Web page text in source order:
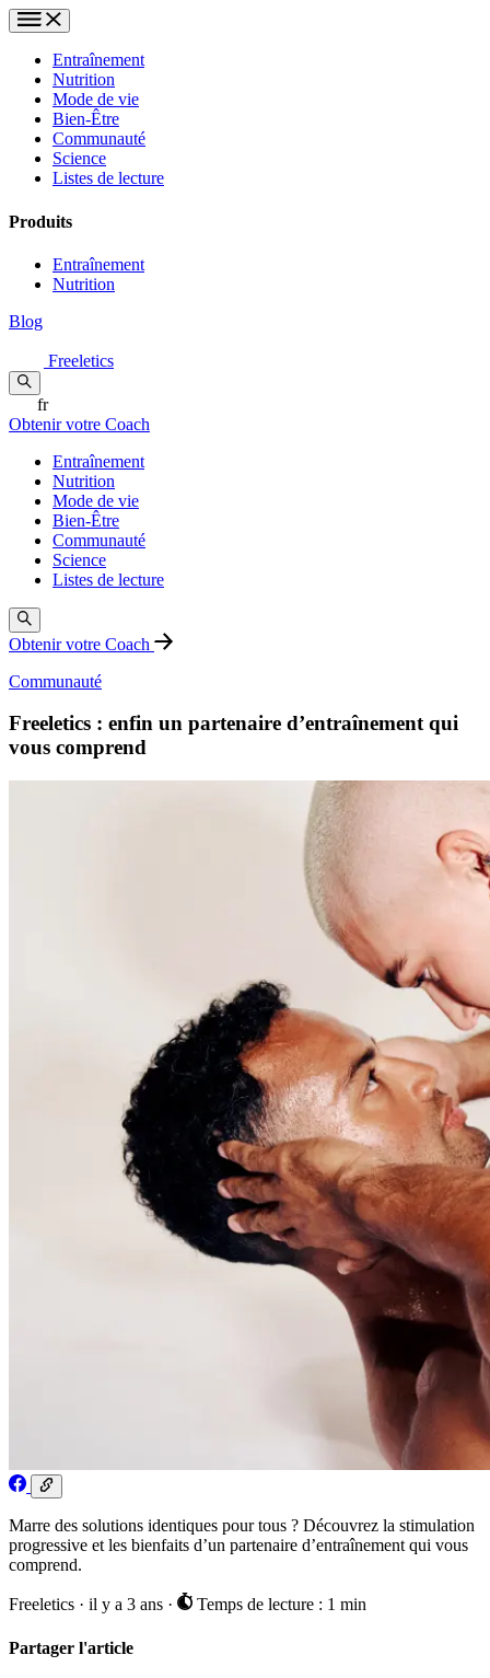
Entraînement
Nutrition
Mode de vie
Bien-Être
Communauté
Science
Listes de lecture
Produits
Entraînement
Nutrition
Blog
Freeletics
fr
Obtenir votre Coach
Entraînement
Nutrition
Mode de vie
Bien-Être
Communauté
Science
Listes de lecture
Obtenir votre Coach
Communauté
Freeletics : enfin un partenaire d’entraînement qui
vous comprend
Marre des solutions identiques pour tous ? Découvrez la stimulation
progressive et les bienfaits d’un partenaire d’entraînement qui vous
comprend.
Freeletics · il y a 3 ans · Temps de lecture : 1 min
Partager l'article